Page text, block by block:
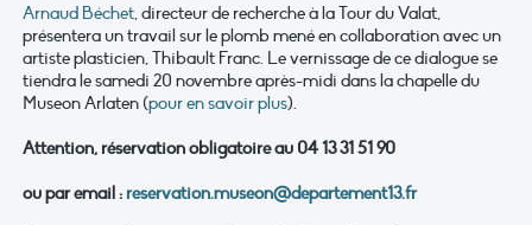
Arnaud Béchet, directeur de recherche à la Tour du Valat,
présentera un travail sur le plomb mené en collaboration avec un
artiste plasticien, Thibault Franc. Le vernissage de ce dialogue se
tiendra le samedi 20 novembre après-midi dans la chapelle du
Museon Arlaten (pour en savoir plus).
Attention, réservation obligatoire au 04 13 31 51 90
ou par email : reservation.museon@departement13.fr